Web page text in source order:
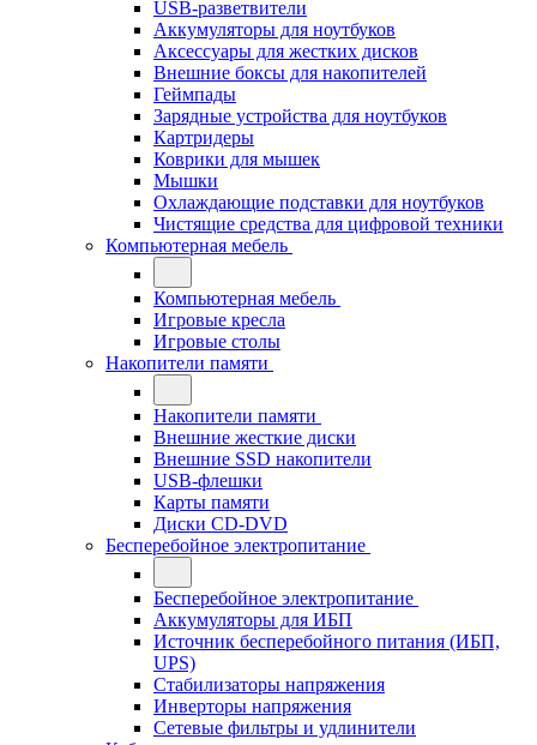
USB-разветвители
Аккумуляторы для ноутбуков
Аксессуары для жестких дисков
Внешние боксы для накопителей
Геймпады
Зарядные устройства для ноутбуков
Картридеры
Коврики для мышек
Мышки
Охлаждающие подставки для ноутбуков
Чистящие средства для цифровой техники
Компьютерная мебель
Компьютерная мебель
Игровые кресла
Игровые столы
Накопители памяти
Накопители памяти
Внешние жесткие диски
Внешние SSD накопители
USB-флешки
Карты памяти
Диски CD-DVD
Бесперебойное электропитание
Бесперебойное электропитание
Аккумуляторы для ИБП
Источник бесперебойного питания (ИБП,
UPS)
Стабилизаторы напряжения
Инверторы напряжения
Сетевые фильтры и удлинители